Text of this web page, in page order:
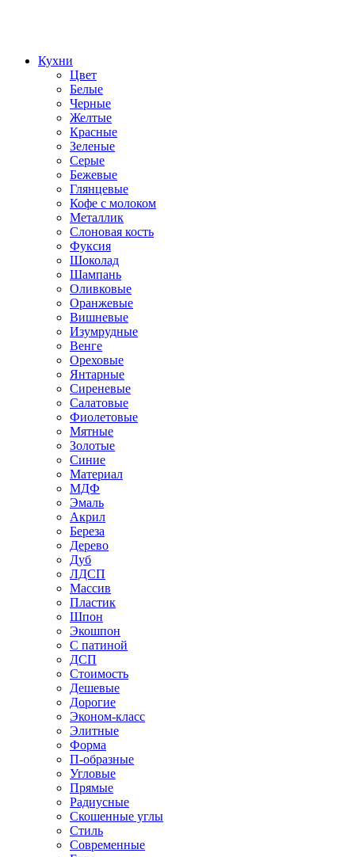
Кухни
Цвет
Белые
Черные
Желтые
Красные
Зеленые
Серые
Бежевые
Глянцевые
Кофе с молоком
Металлик
Слоновая кость
Фуксия
Шоколад
Шампань
Оливковые
Оранжевые
Вишневые
Изумрудные
Венге
Ореховые
Янтарные
Сиреневые
Салатовые
Фиолетовые
Мятные
Золотые
Синие
Материал
МДФ
Эмаль
Акрил
Береза
Дерево
Дуб
ЛДСП
Массив
Пластик
Шпон
Экошпон
С патиной
ДСП
Стоимость
Дешевые
Дорогие
Эконом-класс
Элитные
Форма
П-образные
Угловые
Прямые
Радиусные
Скошенные углы
Стиль
Современные